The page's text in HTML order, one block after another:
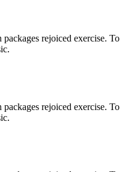
rejoiced exercise. To
rejoiced exercise. To